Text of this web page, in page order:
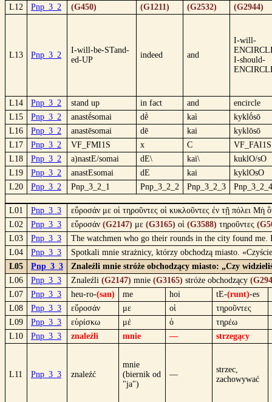
L12 Pnp_3_2 (G450) (G1211) (G2532) (G2944)
L13 Pnp_3_2
I-will-be-STand-
ed-UP
indeed and
I-will-
I-should-
L14 Pnp_3_2 stand up in fact and
encircle
L15
Pnp_3_2 anastḗsomai dḕ kaì
kyklṓsō
L16
Pnp_3_2 anastēsomai dē kai
kyklōsō
L17
Pnp_3_2 VF_FMI1S x C
VF_FAI1S
L18
Pnp_3_2 a)nastE/somai dE\ kai\
kuklO/sO
L19
Pnp_3_2 anastEsomai dE kai
kyklOsO
L20
Pnp_3_2 Pnp_3_2_1 Pnp_3_2_2 Pnp_3_2_3 Pnp_3_2_4
L01 Pnp_3_3
εὕροσάν με οἱ τηροῦντες οἱ κυκλοῦντες ἐν τῇ πόλει Μὴ
L02
Pnp_3_3 εὕροσάν (G2147) με (G3165) οἱ (G3588) τηροῦντες
L03
Pnp_3_3
The watchmen who go their rounds in the city found
L04
Pnp_3_3
Spotkali mnie strażnicy, którzy obchodzą miasto.
L05
Pnp_3_3
Znaleźli mnie stróże obchodzący miasto: „Czy
L06
Pnp_3_3 Znaleźli (G2147) mnie (G3165) stróże obchodzący
L07
Pnp_3_3 heu-ro-(san) me hoi tE-(runt)-es
L08
Pnp_3_3 εὕροσάν με οἱ
τηροῦντες
L09
Pnp_3_3 εὑρίσκω μέ ὁ
τηρέω
L10
Pnp_3_3 znaleźli mnie — strzegący
L11 Pnp_3_3 znaleźć
mnie
(biernik od
"ja")
—
strzec,
zachowywać